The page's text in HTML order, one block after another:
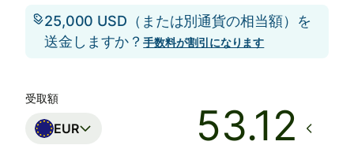
25,000 USD（または別通貨の相当額）を
送金しますか？手数料が割引になります
受取額
EUR